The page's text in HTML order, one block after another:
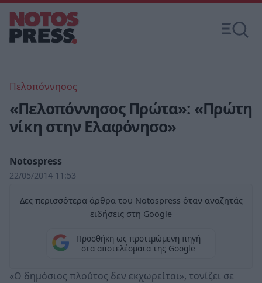
Πελοπόννησος
«Πελοπόννησος Πρώτα»: «Πρώτη
νίκη στην Ελαφόνησο»
Notospress
22/05/2014 11:53
Δες περισσότερα άρθρα του Notospress όταν αναζητάς
ειδήσεις στη Google
Προσθήκη ως προτιμώμενη πηγή
στα αποτελέσματα της Google
«Ο δημόσιος πλούτος δεν εκχωρείται», τονίζει σε